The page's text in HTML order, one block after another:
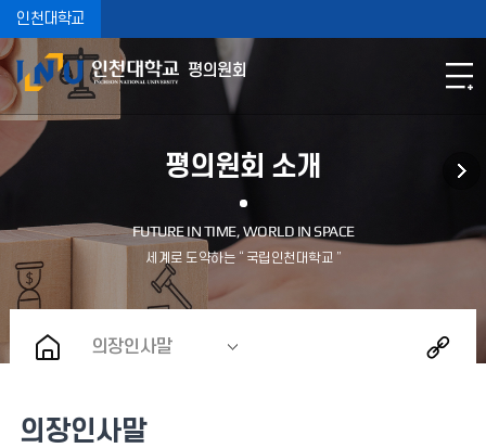
인천대학교
평의원회
평의원회 소개
의장인사말
의장인사말